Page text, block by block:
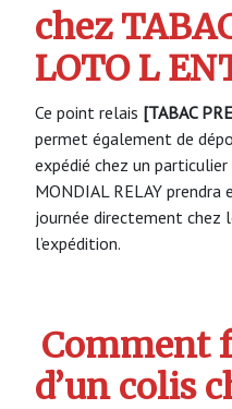
chez
LOTO L
Ce point relais [TABAC
permet également de
expédié chez un
MONDIAL RELAY
journée directement chez
l’expédition.
Comment
d’un colis